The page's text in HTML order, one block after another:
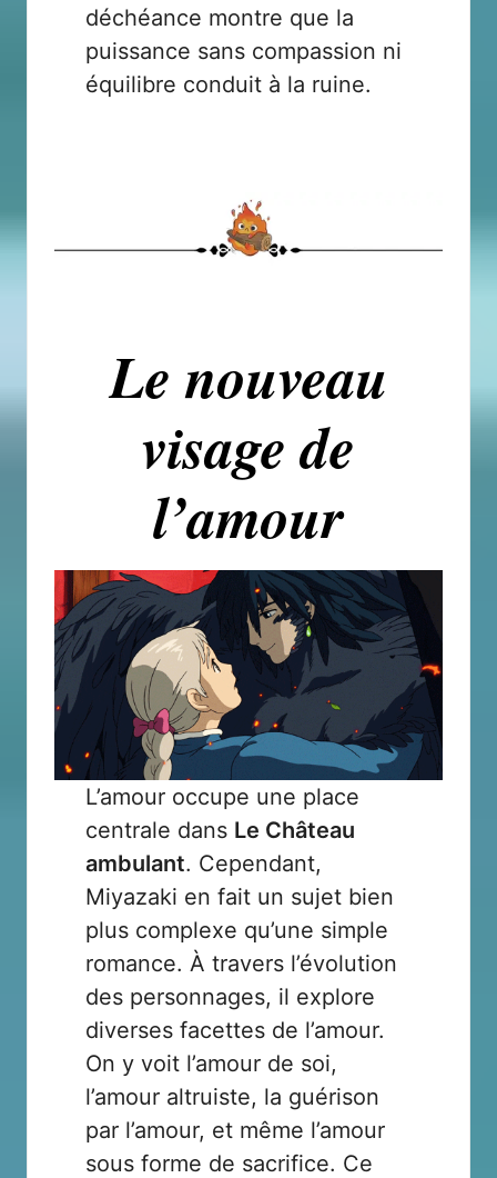
déchéance montre que la
puissance sans compassion ni
équilibre conduit à la ruine.
Le nouveau
visage de
l’amour
L’amour occupe une place
centrale dans Le Château
ambulant. Cependant,
Miyazaki en fait un sujet bien
plus complexe qu’une simple
romance. À travers l’évolution
des personnages, il explore
diverses facettes de l’amour.
On y voit l’amour de soi,
l’amour altruiste, la guérison
par l’amour, et même l’amour
sous forme de sacrifice. Ce